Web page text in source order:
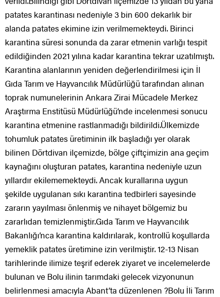
patates karantinası nedeniyle 3 bin 600 dekarlık bir
alanda patates ekimine izin verilmemekteydi. Birinci
karantina süresi sonunda da zarar etmenin varlığı tespit
edildiğinden 2021 yılına kadar karantina tekrar uzatılmıştı.
Karantina alanlarının yeniden değerlendirilmesi için İl
Gıda Tarım ve Hayvancılık Müdürlüğü tarafından alınan
toprak numunelerinin Ankara Zirai Mücadele Merkez
Araştırma Enstitüsü Müdürlüğü’nde incelenmesi sonucu
karantina etmenine rastlanmadığı bildirildi.Ülkemizde
tohumluk patates üretiminin ilk başladığı yer olarak
bilinen Dörtdivan ilçemizde, bölge çiftçimizin ana geçim
kaynağını oluşturan patates, karantina nedeniyle uzun
yıllardır ekilememekteydi. Ancak kurallarına uygun
şekilde uygulanan sıkı karantina tedbirleri sayesinde
zararın yayılması önlenmiş ve nihayet bölgemiz bu
zararlıdan temizlenmiştir.Gıda Tarım ve Hayvancılık
Bakanlığı’nca karantina kaldırılarak, kontrollü koşullarda
yemeklik patates üretimine izin verilmiştir. 12-13 Nisan
tarihlerinde ilimize teşrif ederek ziyaret ve incelemelerde
bulunan ve Bolu ilinin tarımdaki gelecek vizyonunun
belirlenmesi amacıyla Abant’ta düzenlenen ?Bolu İli Tarım